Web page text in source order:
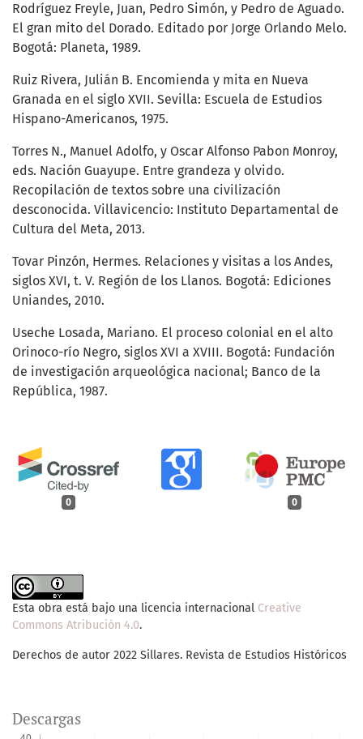
0 0
Rodríguez Freyle, Juan, Pedro Simón, y Pedro de Aguado.
El gran mito del Dorado. Editado por Jorge Orlando Melo.
Bogotá: Planeta, 1989.
Ruiz Rivera, Julián B. Encomienda y mita en Nueva
Granada en el siglo XVII. Sevilla: Escuela de Estudios
Hispano-Americanos, 1975.
Torres N., Manuel Adolfo, y Oscar Alfonso Pabon Monroy,
eds. Nación Guayupe. Entre grandeza y olvido.
Recopilación de textos sobre una civilización
desconocida. Villavicencio: Instituto Departamental de
Cultura del Meta, 2013.
Tovar Pinzón, Hermes. Relaciones y visitas a los Andes,
siglos XVI, t. V. Región de los Llanos. Bogotá: Ediciones
Uniandes, 2010.
Useche Losada, Mariano. El proceso colonial en el alto
Orinoco-río Negro, siglos XVI a XVIII. Bogotá: Fundación
de investigación arqueológica nacional; Banco de la
República, 1987.
Esta obra está bajo una licencia internacional Creative
Commons Atribución 4.0.
Derechos de autor 2022 Sillares. Revista de Estudios Históricos
Descargas